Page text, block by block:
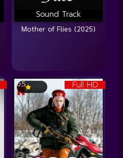
Sound Track
Mother of Flies (2025)
Full HD
6.5